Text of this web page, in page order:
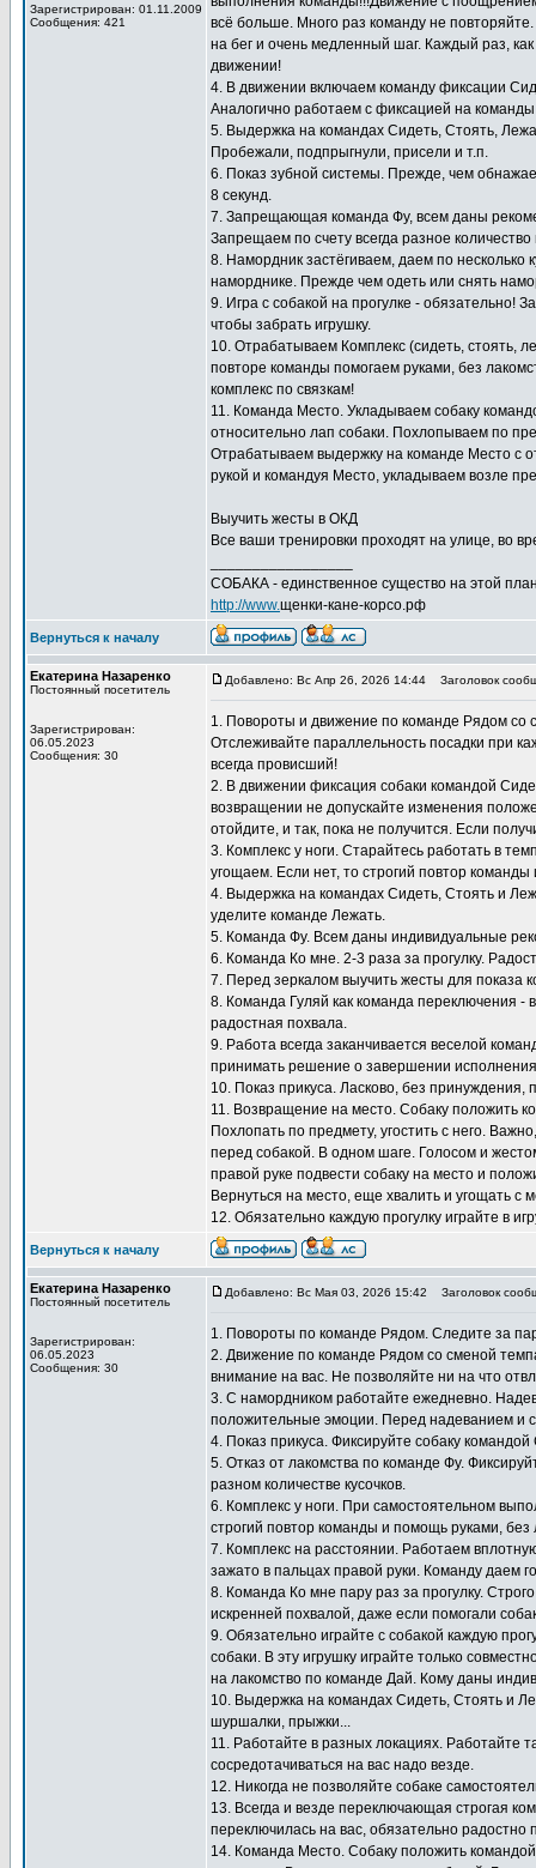
Зарегистрирован: 01.11.2009
Сообщения: 421
всё больше. Много раз команду не
на бег и очень медленный шаг. Каждый раз,
движении!
4. В движении включаем команду фиксации
Аналогично работаем с фиксацией на
5. Выдержка на командах Сидеть, Стоять,
Пробежали, подпрыгнули, присели и т.п.
6. Показ зубной системы. Прежде, чем
8 секунд.
7. Запрещающая команда Фу, всем даны
Запрещаем по счету всегда разное
8. Намордник застёгиваем, даем по несколько
наморднике. Прежде чем одеть или снять
9. Игра с собакой на прогулке - обязательно!
чтобы забрать игрушку.
10. Отрабатываем Комплекс (сидеть, стоять,
повторе команды помогаем руками, без
комплекс по связкам!
11. Команда Место. Укладываем собаку
относительно лап собаки. Похлопываем по
Отрабатываем выдержку на команде Место с
рукой и командуя Место, укладываем возле
Выучить жесты в ОКД
Все ваши тренировки проходят на улице, во
СОБАКА - единственное существо на этой
http://www.щенки-кане-корсо.рф
Вернуться к началу
Екатерина Назаренко
Постоянный посетитель
Зарегистрирован:
06.05.2023
Сообщения: 30
Добавлено: Вс Апр 26, 2026 14:44 Заголовок
1. Повороты и движение по команде Рядом со
Отслеживайте параллельность посадки при
всегда провисший!
2. В движении фиксация собаки командой
возвращении не допускайте изменения
отойдите, и так, пока не получится. Если
3. Комплекс у ноги. Старайтесь работать в
угощаем. Если нет, то строгий повтор
4. Выдержка на командах Сидеть, Стоять и
уделите команде Лежать.
5. Команда Фу. Всем даны индивидуальные
6. Команда Ко мне. 2-3 раза за прогулку.
7. Перед зеркалом выучить жесты для показа
8. Команда Гуляй как команда переключения -
радостная похвала.
9. Работа всегда заканчивается веселой
принимать решение о завершении
10. Показ прикуса. Ласково, без принуждения,
11. Возвращение на место. Собаку положить
Похлопать по предмету, угостить с него.
перед собакой. В одном шаге. Голосом и
правой руке подвести собаку на место и
Вернуться на место, еще хвалить и угощать с
12. Обязательно каждую прогулку играйте в
Вернуться к началу
Екатерина Назаренко
Постоянный посетитель
Зарегистрирован:
06.05.2023
Сообщения: 30
Добавлено: Вс Мая 03, 2026 15:42 Заголовок
1. Повороты по команде Рядом. Следите за
2. Движение по команде Рядом со сменой
внимание на вас. Не позволяйте ни на что
3. С намордником работайте ежедневно.
положительные эмоции. Перед надеванием и
4. Показ прикуса. Фиксируйте собаку
5. Отказ от лакомства по команде Фу.
разном количестве кусочков.
6. Комплекс у ноги. При самостоятельном
строгий повтор команды и помощь руками, без
7. Комплекс на расстоянии. Работаем
зажато в пальцах правой руки. Команду даем
8. Команда Ко мне пару раз за прогулку.
искренней похвалой, даже если помогали
9. Обязательно играйте с собакой каждую
собаки. В эту игрушку играйте только
на лакомство по команде Дай. Кому даны
10. Выдержка на командах Сидеть, Стоять и
шуршалки, прыжки...
11. Работайте в разных локациях. Работайте
сосредотачиваться на вас надо везде.
12. Никогда не позволяйте собаке
13. Всегда и везде переключающая строгая
переключилась на вас, обязательно радостно
14. Команда Место. Собаку положить